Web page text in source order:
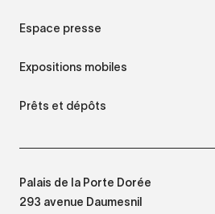
Espace presse
Expositions mobiles
Prêts et dépôts
Palais de la Porte Dorée
293 avenue Daumesnil